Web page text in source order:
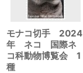
モナコ切手 2024
年 ネコ 国際ネ
コ科動物博覧会 1
種